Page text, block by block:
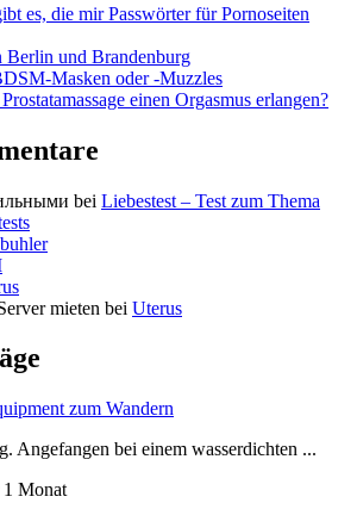
es, die mir Passwörter für Pornoseiten
Berlin und Brandenburg
Masken oder -Muzzles
einen Orgasmus erlangen?
bei Liebestest – Test zum Thema
mieten bei Uterus
zum Wandern
Angefangen bei einem wasserdichten ...
Monat